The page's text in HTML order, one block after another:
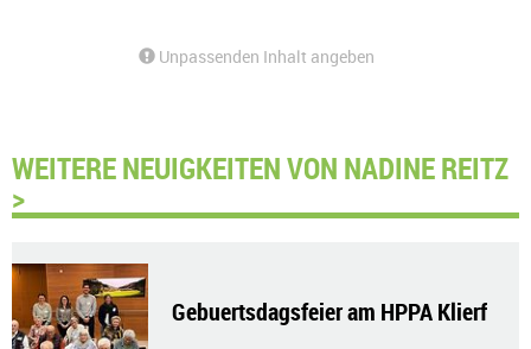
Unpassenden Inhalt angeben
WEITERE NEUIGKEITEN VON NADINE REITZ
>
Gebuertsdagsfeier am HPPA Klierf